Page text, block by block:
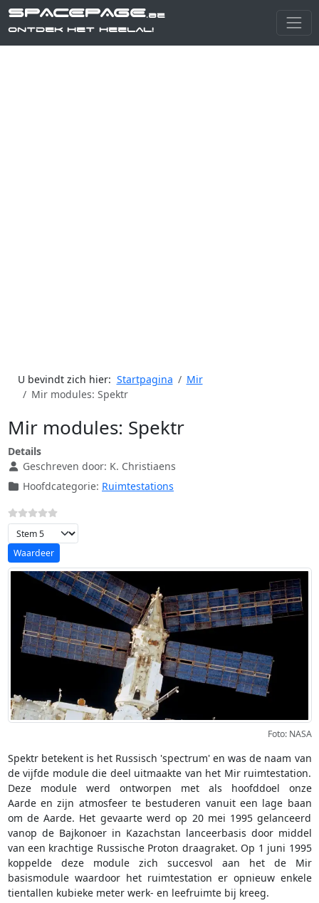
SPACEPAGE.be
Ontdek het heelal!
U bevindt zich hier: Startpagina
Mir
Mir modules: Spektr
Mir modules: Spektr
Details
Geschreven door: K. Christiaens
Hoofdcategorie: Ruimtestations
Voeg waardering toe
Foto: NASA
Spektr betekent is het Russisch 'spectrum' en was de naam van
de vijfde module die deel uitmaakte van het Mir ruimtestation.
Deze module werd ontworpen met als hoofddoel onze
Aarde en zijn atmosfeer te bestuderen vanuit een lage baan
om de Aarde. Het gevaarte werd op 20 mei 1995 gelanceerd
vanop de Bajkonoer in Kazachstan lanceerbasis door middel
van een krachtige Russische Proton draagraket. Op 1 juni 1995
koppelde deze module zich succesvol aan het de Mir
basismodule waardoor het ruimtestation er opnieuw enkele
tientallen kubieke meter werk- en leefruimte bij kreeg.